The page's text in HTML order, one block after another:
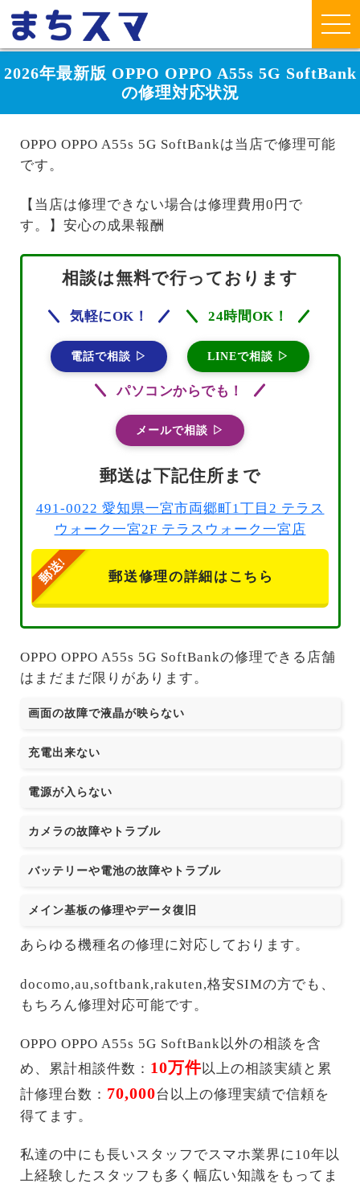
2026年最新版 OPPO OPPO A55s 5G SoftBank
の修理対応状況
OPPO OPPO A55s 5G SoftBankは当店で修理可能
です。
【当店は修理できない場合は修理費用0円で
す。】安心の成果報酬
相談は無料で行っております
気軽にOK！
電話で相談 ▷
24時間OK！
LINEで相談 ▷
パソコンからでも！
メールで相談 ▷
郵送は下記住所まで
491-0022 愛知県一宮市両郷町1丁目2 テラス
ウォーク一宮2F テラスウォーク一宮店
郵送修理の詳細はこちら
OPPO OPPO A55s 5G SoftBankの修理できる店舗
はまだまだ限りがあります。
画面の故障で液晶が映らない
充電出来ない
電源が入らない
カメラの故障やトラブル
バッテリーや電池の故障やトラブル
メイン基板の修理やデータ復旧
あらゆる機種名の修理に対応しております。
docomo,au,softbank,rakuten,格安SIMの方でも、
もちろん修理対応可能です。
OPPO OPPO A55s 5G SoftBank以外の相談を含
め、累計相談件数： 10万件以上の相談実績と累
計修理台数： 70,000台以上の修理実績で信頼を
得てます。
私達の中にも長いスタッフでスマホ業界に10年以
上経験したスタッフも多く幅広い知識をもってま